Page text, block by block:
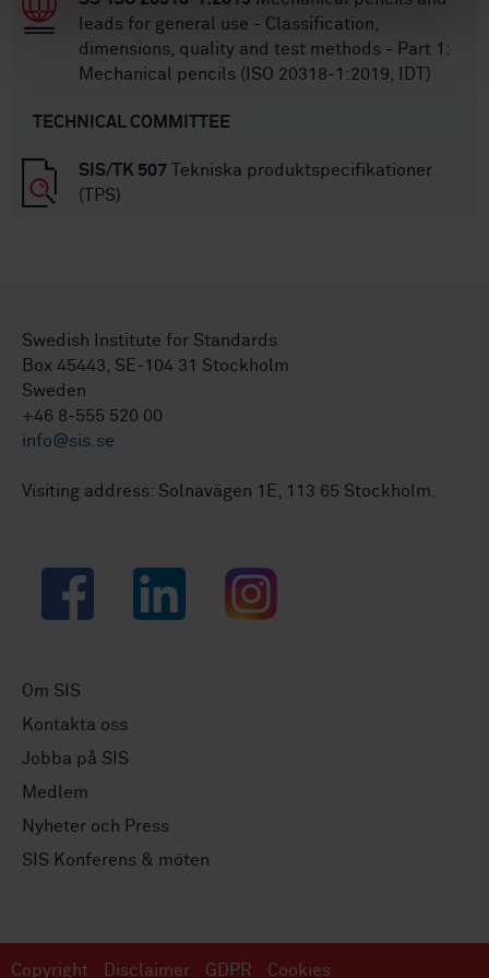
leads for general use - Classification,
dimensions, quality and test methods - Part 1:
Mechanical pencils (ISO 20318-1:2019, IDT)
TECHNICAL COMMITTEE
SIS/TK 507 Tekniska produktspecifikationer
(TPS)
Swedish Institute for Standards
Box 45443, SE-104 31 Stockholm
Sweden
+46 8-555 520 00
info@sis.se
Visiting address: Solnavägen 1E, 113 65 Stockholm.
Facebook LinkedIn Instagram
Om SIS
Kontakta oss
Jobba på SIS
Medlem
Nyheter och Press
SIS Konferens & möten
Copyright Disclaimer GDPR Cookies